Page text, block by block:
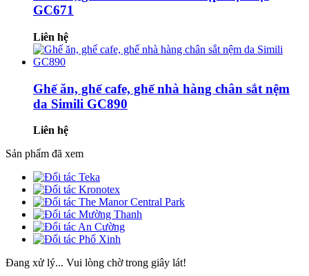
GC671
Liên hệ
Ghế ăn, ghế cafe, ghế nhà hàng chân sắt nệm
da Simili GC890
Liên hệ
Sản phẩm đã xem
Đang xử lý... Vui lòng chờ trong giây lát!